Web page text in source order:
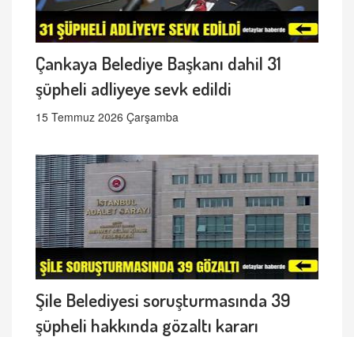
Çankaya Belediye Başkanı dahil 31
şüpheli adliyeye sevk edildi
15 Temmuz 2026 Çarşamba
Şile Belediyesi soruşturmasında 39
şüpheli hakkında gözaltı kararı